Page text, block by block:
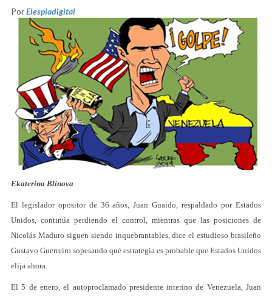
PorElespiadigital
Ekaterina Blinova
El legislador opositor de 36 años, Juan Guaido, respaldado por Estados
Unidos, continúa perdiendo el control, mientras que las posiciones de
Nicolás Maduro siguen siendo inquebrantables, dice el estudioso brasileño
Gustavo Guerreiro sopesando qué estrategia es probable que Estados Unidos
elija ahora.
El 5 de enero, el autoproclamado presidente interino de Venezuela, Juan